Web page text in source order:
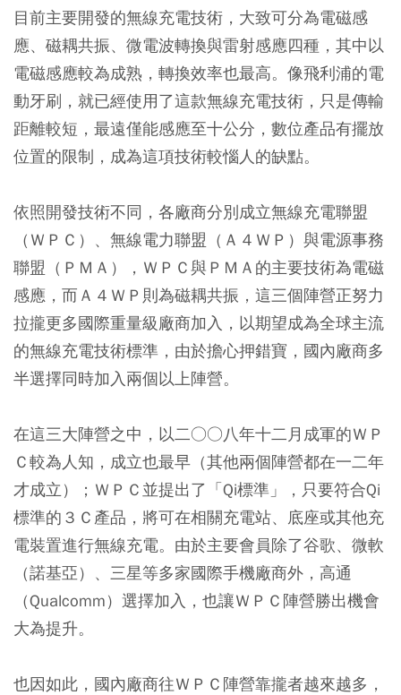
目前主要開發的無線充電技術，大致可分為電磁感
應、磁耦共振、微電波轉換與雷射感應四種，其中以
電磁感應較為成熟，轉換效率也最高。像飛利浦的電
動牙刷，就已經使用了這款無線充電技術，只是傳輸
距離較短，最遠僅能感應至十公分，數位產品有擺放
位置的限制，成為這項技術較惱人的缺點。
依照開發技術不同，各廠商分別成立無線充電聯盟
（ＷＰＣ）、無線電力聯盟（Ａ４ＷＰ）與電源事務
聯盟（ＰＭＡ），ＷＰＣ與ＰＭＡ的主要技術為電磁
感應，而Ａ４ＷＰ則為磁耦共振，這三個陣營正努力
拉攏更多國際重量級廠商加入，以期望成為全球主流
的無線充電技術標準，由於擔心押錯寶，國內廠商多
半選擇同時加入兩個以上陣營。
在這三大陣營之中，以二○○八年十二月成軍的ＷＰ
Ｃ較為人知，成立也最早（其他兩個陣營都在一二年
才成立）；ＷＰＣ並提出了「Qi標準」，只要符合Qi
標準的３Ｃ產品，將可在相關充電站、底座或其他充
電裝置進行無線充電。由於主要會員除了谷歌、微軟
（諾基亞）、三星等多家國際手機廠商外，高通
（Qualcomm）選擇加入，也讓ＷＰＣ陣營勝出機會
大為提升。
也因如此，國內廠商往ＷＰＣ陣營靠攏者越來越多，